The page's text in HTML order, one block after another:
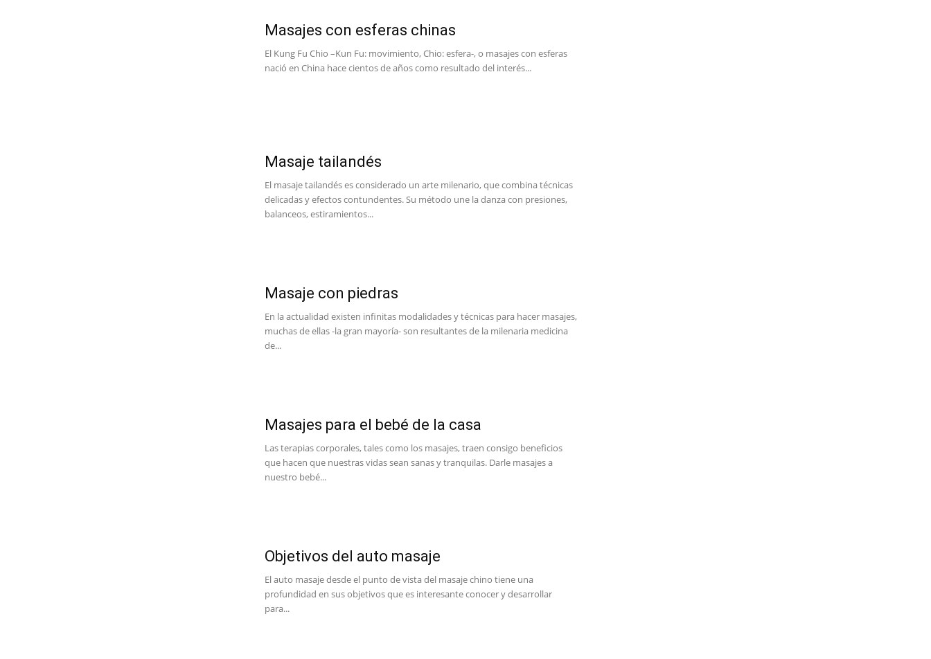
Masajes con esferas chinas
El Kung Fu Chio –Kun Fu: movimiento, Chio: esfera-, o masajes con esferas
nació en China hace cientos de años como resultado del interés...
Masaje tailandés
El masaje tailandés es considerado un arte milenario, que combina técnicas
delicadas y efectos contundentes. Su método une la danza con presiones,
balanceos, estiramientos...
Masaje con piedras
En la actualidad existen infinitas modalidades y técnicas para hacer masajes,
muchas de ellas -la gran mayoría- son resultantes de la milenaria medicina
de...
Masajes para el bebé de la casa
Las terapias corporales, tales como los masajes, traen consigo beneficios
que hacen que nuestras vidas sean sanas y tranquilas. Darle masajes a
nuestro bebé...
Objetivos del auto masaje
El auto masaje desde el punto de vista del masaje chino tiene una
profundidad en sus objetivos que es interesante conocer y desarrollar
para...